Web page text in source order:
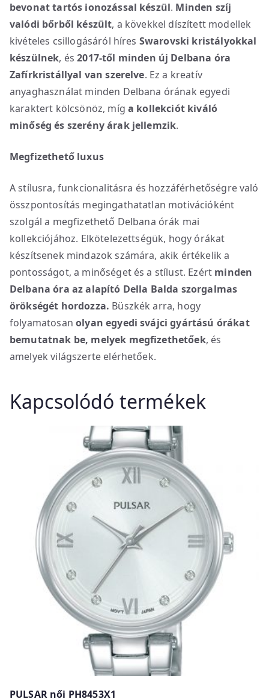
bevonat tartós ionozással készül. Minden szíj
valódi bőrből készült, a kövekkel díszített modellek
kivételes csillogásáról híres Swarovski kristályokkal
készülnek, és2017-től minden új Delbana óra
Zafírkristállyal van szerelve. Ez a kreatív
anyaghasználat minden Delbana órának egyedi
karaktert kölcsönöz, míga kollekciót kiváló
minőség és szerény árak jellemzik.
Megfizethető luxus
A stílusra, funkcionalitásra és hozzáférhetőségre való
összpontosítás megingathatatlan motivációként
szolgál a megfizethető Delbana órák mai
kollekciójához. Elkötelezettségük, hogy órákat
készítsenek mindazok számára, akik értékelik a
pontosságot, a minőséget és a stílust. Ezért minden
Delbana óra az alapító Della Balda szorgalmas
örökségét hordozza. Büszkék arra, hogy
folyamatosanolyan egyedi svájci gyártású órákat
bemutatnak be, melyek megfizethetőek, és
amelyek világszerte elérhetőek.
Kapcsolódó termékek
PULSAR női PH8453X1